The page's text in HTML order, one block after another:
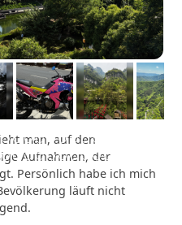
man, auf den
Aufnahmen, der
Persönlich habe ich mich
läuft nicht